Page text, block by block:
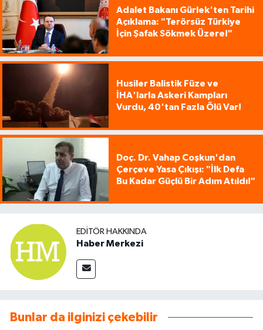
Adalet Bakanı Gürlek'ten Tarihi
Açıklama: "Terörsüz Türkiye
İçin Şafak Sökmek Üzere!"
Husiler Balistik Füze ve
İHA'larla Askeri Kampları
Vurdu, 40'tan Fazla Ölü Var!
Doç. Dr. Vahap Coşkun'dan
Çerçeve Yasa Çıkışı: "İlk Defa
Bu Kadar Güçlü Bir Adım Atıldı!"
EDITÖR HAKKINDA
Haber Merkezi
Bunlar da ilginizi çekebilir